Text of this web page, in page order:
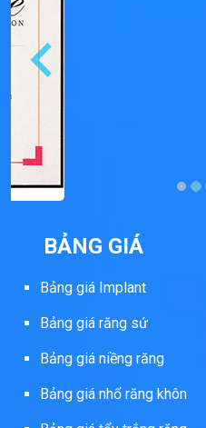
BẢNG GIÁ
Bảng giá Implant
Bảng giá răng sứ
Bảng giá niềng răng
Bảng giá nhổ răng khôn